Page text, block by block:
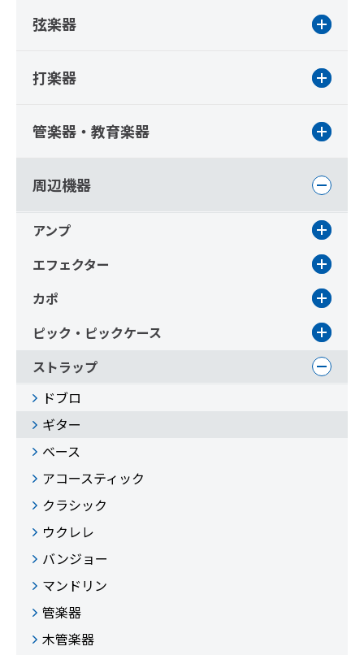
弦楽器
打楽器
管楽器・教育楽器
周辺機器
アンプ
エフェクター
カポ
ピック・ピックケース
ストラップ
ドブロ
ギター
ベース
アコースティック
クラシック
ウクレレ
バンジョー
マンドリン
管楽器
木管楽器